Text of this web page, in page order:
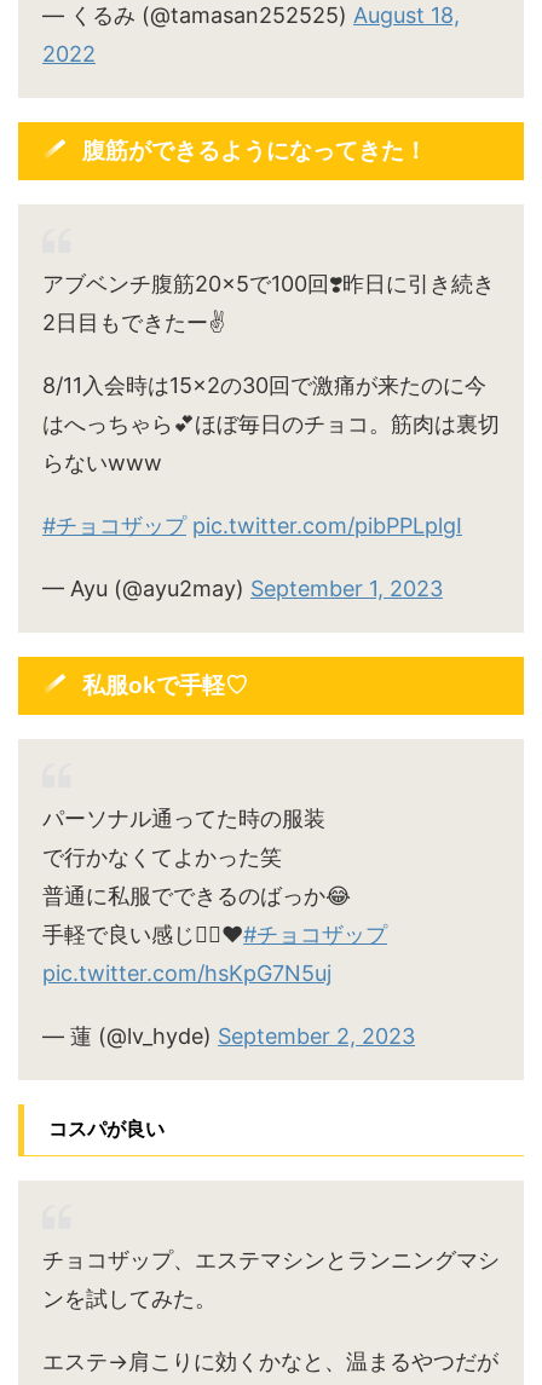
— くるみ (@tamasan252525) August 18,
2022
腹筋ができるようになってきた！
アブベンチ腹筋20×5で100回❣️昨日に引き続き
2日目もできたー✌️
8/11入会時は15×2の30回で激痛が来たのに今
はへっちゃら💕ほぼ毎日のチョコ。筋肉は裏切
らないwww
#チョコザップ pic.twitter.com/pibPPLplgI
— Ayu (@ayu2may) September 1, 2023
私服okで手軽♡
パーソナル通ってた時の服装
で行かなくてよかった笑
普通に私服でできるのばっか😂
手軽で良い感じ🙆‍♀️♥#チョコザップ
pic.twitter.com/hsKpG7N5uj
— 蓮 (@lv_hyde) September 2, 2023
コスパが良い
チョコザップ、エステマシンとランニングマシ
ンを試してみた。
エステ→肩こりに効くかなと、温まるやつだが